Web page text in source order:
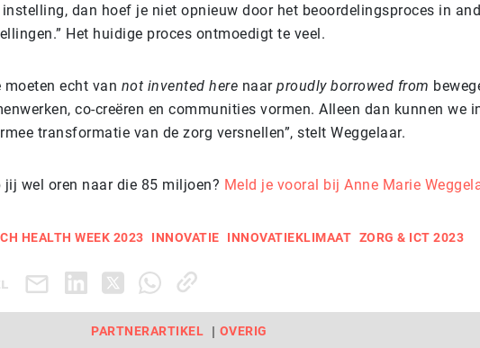
instelling, dan hoef je niet opnieuw door het beoordelingsproces in
Het huidige proces ontmoedigt te veel.
moeten echt van not invented here naar proudly borrowed from
co-creëren en communities vormen. Alleen dan kunnen we
transformatie van de zorg versnellen”, stelt Weggelaar.
jij wel oren naar die 85 miljoen? Meld je vooral bij Anne Marie
HEALTH WEEK 2023 INNOVATIE INNOVATIEKLIMAAT ZORG & ICT 2023
PARTNERARTIKEL OVERIG